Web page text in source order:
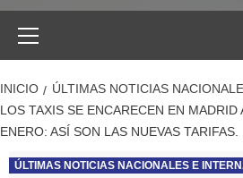
INICIO
ÚLTIMAS NOTICIAS
LOS TAXIS SE ENCARECEN EN MADRID
ENERO: ASÍ SON LAS NUEVAS TARIFAS.
ÚLTIMAS NOTICIAS NACIONALES E